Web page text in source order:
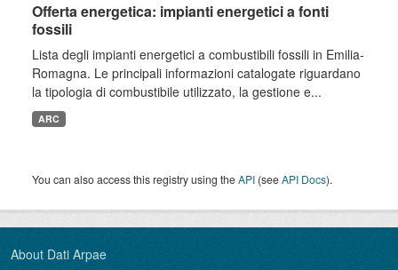
Offerta energetica: impianti energetici a fonti
fossili
Lista degli impianti energetici a combustibili fossili in Emilia-
Romagna. Le principali informazioni catalogate riguardano
la tipologia di combustibile utilizzato, la gestione e...
ARC
You can also access this registry using theAPI (seeAPI Docs).
About Dati Arpae